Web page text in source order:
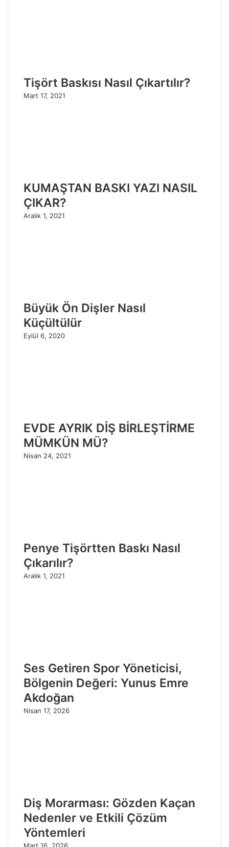
Tişört Baskısı Nasıl Çıkartılır?
Mart 17, 2021
KUMAŞTAN BASKI YAZI NASIL
ÇIKAR?
Aralık 1, 2021
Büyük Ön Dişler Nasıl
Küçültülür
Eylül 6, 2020
EVDE AYRIK DİŞ BİRLEŞTİRME
MÜMKÜN MÜ?
Nisan 24, 2021
Penye Tişörtten Baskı Nasıl
Çıkarılır?
Aralık 1, 2021
Ses Getiren Spor Yöneticisi,
Bölgenin Değeri: Yunus Emre
Akdoğan
Nisan 17, 2026
Diş Morarması: Gözden Kaçan
Nedenler ve Etkili Çözüm
Yöntemleri
Mart 16, 2026